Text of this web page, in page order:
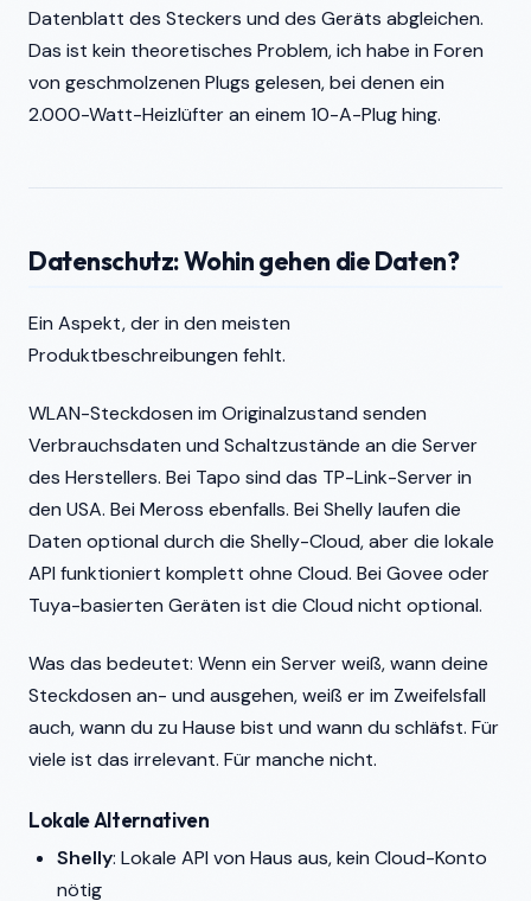
Datenblatt des Steckers und des Geräts abgleichen.
Das ist kein theoretisches Problem, ich habe in Foren
von geschmolzenen Plugs gelesen, bei denen ein
2.000-Watt-Heizlüfter an einem 10-A-Plug hing.
Datenschutz: Wohin gehen die Daten?
Ein Aspekt, der in den meisten
Produktbeschreibungen fehlt.
WLAN-Steckdosen im Originalzustand senden
Verbrauchsdaten und Schaltzustände an die Server
des Herstellers. Bei Tapo sind das TP-Link-Server in
den USA. Bei Meross ebenfalls. Bei Shelly laufen die
Daten optional durch die Shelly-Cloud, aber die lokale
API funktioniert komplett ohne Cloud. Bei Govee oder
Tuya-basierten Geräten ist die Cloud nicht optional.
Was das bedeutet: Wenn ein Server weiß, wann deine
Steckdosen an- und ausgehen, weiß er im Zweifelsfall
auch, wann du zu Hause bist und wann du schläfst. Für
viele ist das irrelevant. Für manche nicht.
Lokale Alternativen
Shelly: Lokale API von Haus aus, kein Cloud-Konto
nötig